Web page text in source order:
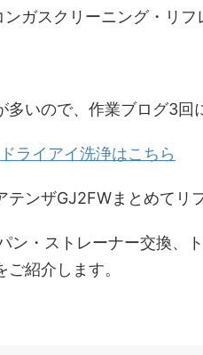
ンガスクリーニング・リフ
多いので、作業ブログ3回
ドライアイ洗浄はこちら
テンザGJ2FWまとめてリ
ン・ストレーナー交換、
ご紹介します。